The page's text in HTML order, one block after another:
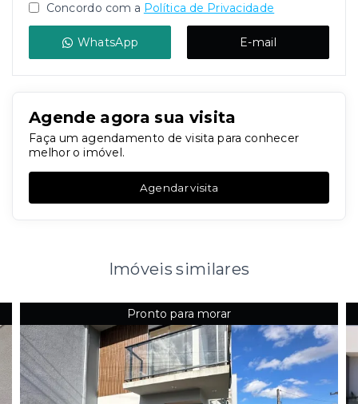
Concordo com a Política de Privacidade
WhatsApp E-mail
Agende agora sua visita
Faça um agendamento de visita para conhecer
melhor o imóvel.
Agendar visita
Imóveis similares
Pronto para morar